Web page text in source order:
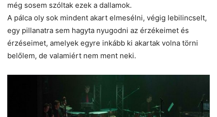
még sosem szóltak ezek a dallamok.
A pálca oly sok mindent akart elmesélni, végig lebilincselt,
egy pillanatra sem hagyta nyugodni az érzékeimet és
érzéseimet, amelyek egyre inkább ki akartak volna törni
belőlem, de valamiért nem ment neki.